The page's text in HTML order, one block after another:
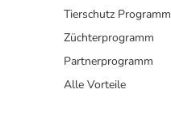
Tierschutz Programm
Züchterprogramm
Partnerprogramm
Alle Vorteile